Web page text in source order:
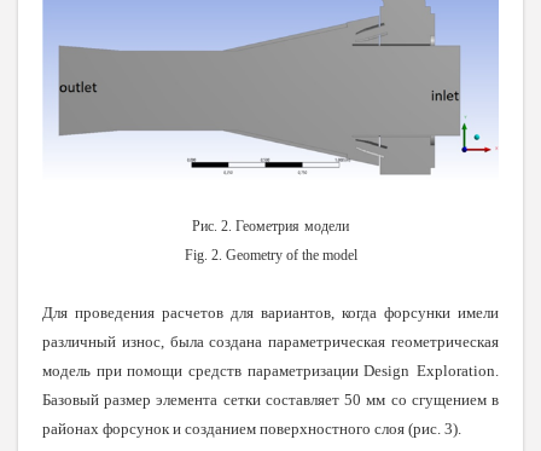
Рис. 2. Геометрия модели
Fig. 2. Geometry of the model
Для проведения расчетов для вариантов, когда форсунки имели
различный износ, была создана параметрическая геометрическая
модель при помощи средств параметризацииDesign Exploration.
Базовый размер элемента сетки составляет 50 мм со сгущением в
районах форсунок и созданием поверхностного слоя (рис. 3).